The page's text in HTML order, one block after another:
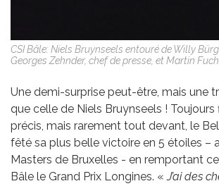
CSI Bâle: Niels Bruynseels entouré de Willy
Georges Zehnder, chef de presse, et Martin
Une demi-surprise peut-être, mais une
que celle de Niels Bruynseels !
précis, mais rarement tout devant, le
fêté sa plus belle victoire en 5 étoiles –
Masters de Bruxelles - en remportant
Bâle le Grand Prix Longines. « J’ai des